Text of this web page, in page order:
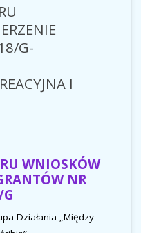
G-
I
WNIOSKÓW
NR
Działania „Między